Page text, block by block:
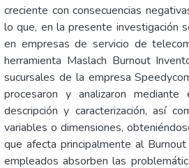
creciente con consecuencias
lo que, en la presente investigación
en empresas de servicio de
herramienta Maslach Burnout
sucursales de la empresa
procesaron y analizaron
descripción y caracterización, así
variables o dimensiones,
que afecta principalmente al
empleados absorben las